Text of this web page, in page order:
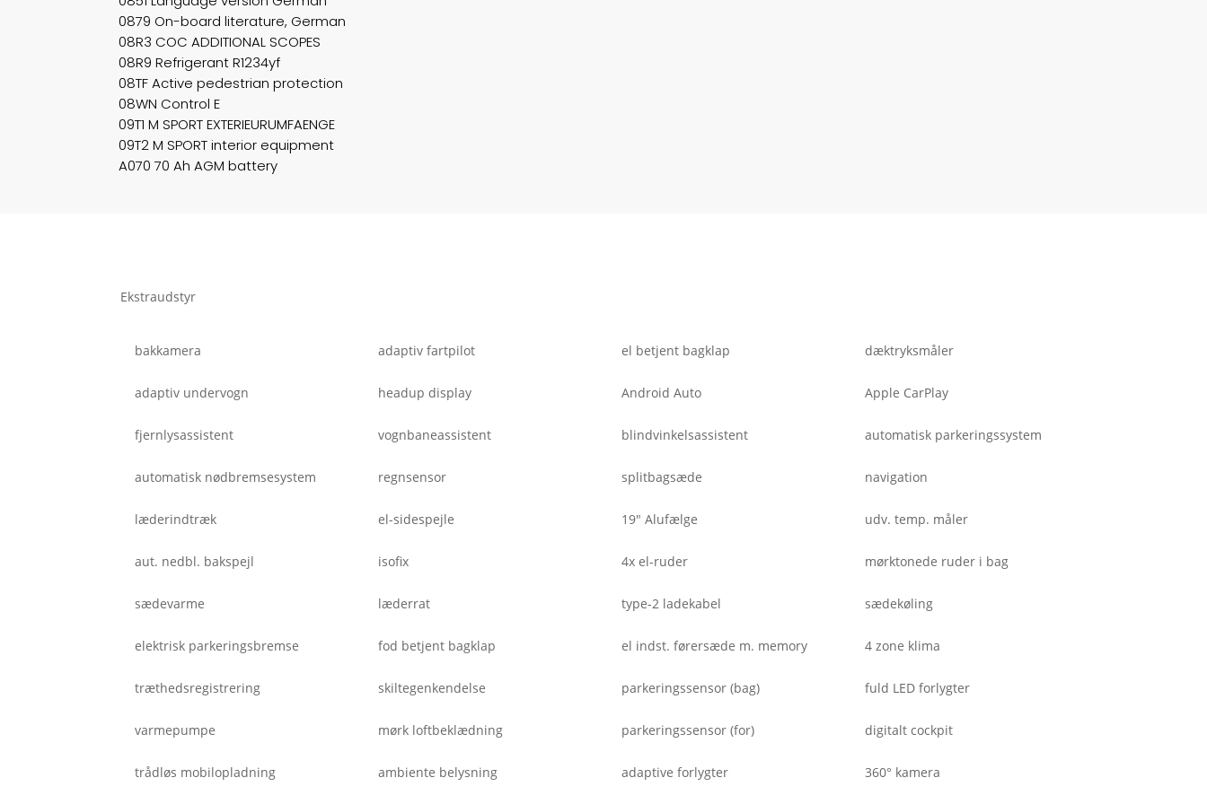
0879 On-board literature, German
08R3 COC ADDITIONAL SCOPES
08R9 Refrigerant R1234yf
08TF Active pedestrian protection
08WN Control E
09T1 M SPORT EXTERIEURUMFAENGE
09T2 M SPORT interior equipment
A070 70 Ah AGM battery
Ekstraudstyr
bakkamera adaptiv fartpilot el betjent bagklap dæktryksmåler
adaptiv undervogn headup display Android Auto Apple CarPlay
fjernlysassistent vognbaneassistent blindvinkelsassistent automatisk parkeringssystem
automatisk nødbremsesystem regnsensor splitbagsæde navigation
læderindtræk el-sidespejle 19" Alufælge udv. temp. måler
aut. nedbl. bakspejl isofix 4x el-ruder mørktonede ruder i bag
sædevarme læderrat type-2 ladekabel sædekøling
elektrisk parkeringsbremse fod betjent bagklap el indst. førersæde m. memory 4 zone klima
træthedsregistrering skiltegenkendelse parkeringssensor (bag) fuld LED forlygter
varmepumpe mørk loftbeklædning parkeringssensor (for) digitalt cockpit
trådløs mobilopladning ambiente belysning adaptive forlygter 360° kamera